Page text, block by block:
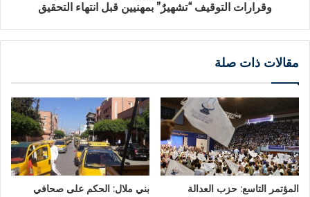
وقرارات التوقيف “تشهيرٌ” بمهنيين قبل انتهاء التحقيق
مقالات ذات صلة
المؤتمر التاسع: حزب العدالة
بني ملال: الحكم على صحافي